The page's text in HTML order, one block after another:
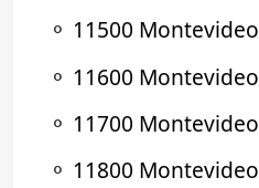
⚬ 11500 Montevideo
⚬ 11600 Montevideo
⚬ 11700 Montevideo
⚬ 11800 Montevideo